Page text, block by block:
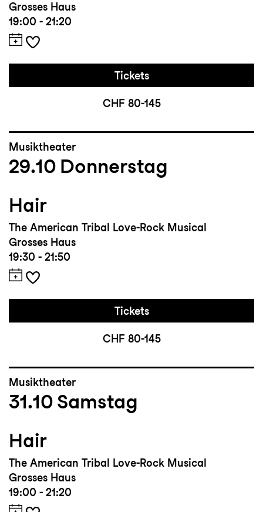
Grosses Haus
19:00 - 21:20
Tickets
CHF 80-145
Musiktheater
29.10 Donnerstag
Hair
The American Tribal Love-Rock Musical
Grosses Haus
19:30 - 21:50
Tickets
CHF 80-145
Musiktheater
31.10 Samstag
Hair
The American Tribal Love-Rock Musical
Grosses Haus
19:00 - 21:20